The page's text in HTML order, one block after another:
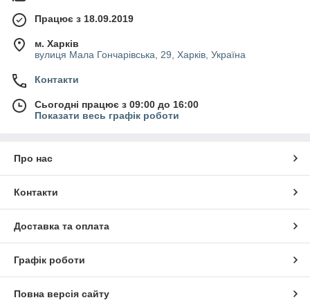
Працює з 18.09.2019
м. Харків
вулиця Мала Гончарівська, 29, Харків, Україна
Контакти
Сьогодні працює з 09:00 до 16:00
Показати весь графік роботи
Про нас
Контакти
Доставка та оплата
Графік роботи
Повна версія сайту